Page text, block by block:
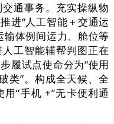
通事务。充实操纵物
进“人工智能＋交通运
输体例间运力、舱位等
工智能辅帮判图正在
履试点使命分为“使用
类”。构成全天候、全
“手机 +”无卡便利通